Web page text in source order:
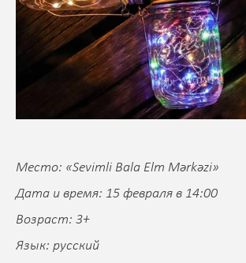
Место: «Sevimli Bala Elm Mərkəzi»
Дата и время: 15 февраля в 14:00
Возраст: 3+
Язык: русский